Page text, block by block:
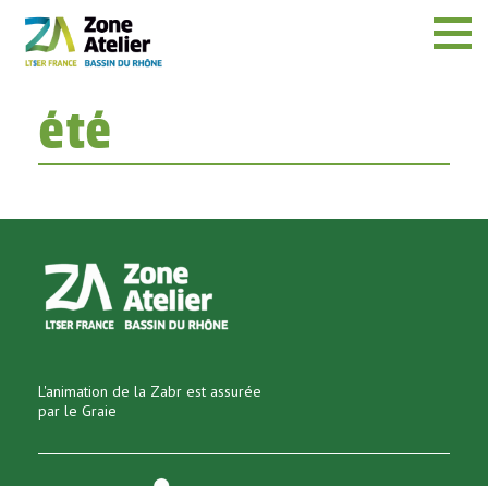
Menu
été
L'animation de la Zabr est assurée
par le Graie